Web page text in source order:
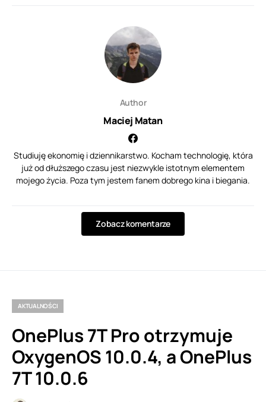
Author
Maciej Matan
Studiuję ekonomię i dziennikarstwo. Kocham technologię, która
już od dłuższego czasu jest niezwykle istotnym elementem
mojego życia. Poza tym jestem fanem dobrego kina i biegania.
Zobacz komentarze
AKTUALNOŚCI
OnePlus 7T Pro otrzymuje
OxygenOS 10.0.4, a OnePlus
7T 10.0.6